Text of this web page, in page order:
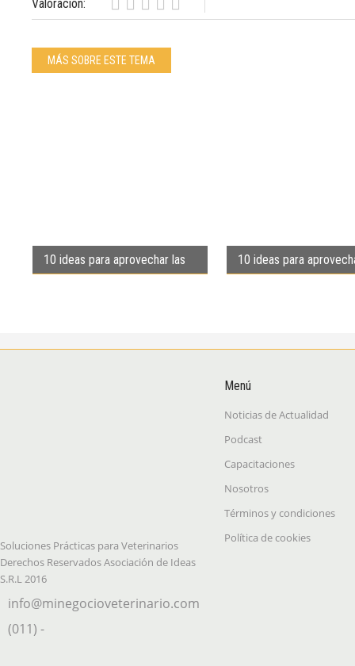
Valoración:
MÁS SOBRE ESTE TEMA
10 ideas para aprovechar las
10 ideas para
Soluciones Prácticas para Veterinarios
Derechos Reservados Asociación de Ideas
S.R.L 2016
info@minegocioveterinario.com
(011) -
Menú
Noticias de Actualidad
Podcast
Capacitaciones
Nosotros
Términos y condiciones
Política de cookies